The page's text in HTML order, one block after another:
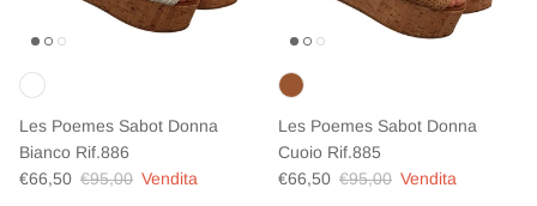
Les Poemes Sabot Donna
Bianco Rif.886
Prezzo di vendita
€66,50 Prezzo normale
€95,00 Vendita
Les Poemes Sabot Donna
Cuoio Rif.885
Prezzo di vendita
€66,50 Prezzo normale
€95,00 Vendita